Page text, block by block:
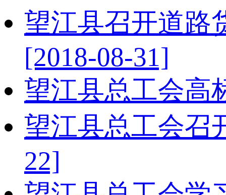
望江县召开道路
[2018-08-31]
望江县总工会高
望江县总工会召
22]